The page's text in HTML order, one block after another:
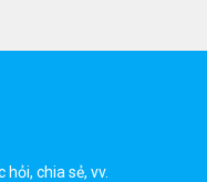
chia sẻ, vv.